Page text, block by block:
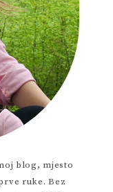
blog, mjesto
ruke. Bez